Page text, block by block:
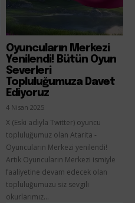
Oyuncuların Merkezi
Yenilendi! Bütün Oyun
Severleri
Topluluğumuza Davet
Ediyoruz
4 Nisan 2025
X (Eski adıyla Twitter) oyuncu
topluluğumuz olan Atarita -
Oyuncuların Merkezi yenilendi!
Artık Oyuncuların Merkezi ismiyle
faaliyetine devam edecek olan
topluluğumuzu siz sevgili
okurlarımız...